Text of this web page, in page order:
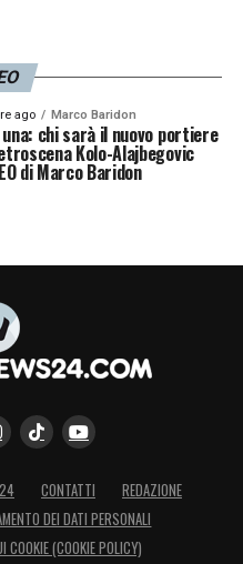
ago Marco Baridon
una: chi sarà il nuovo portiere
Kolo-Alajbegovic
di Marco Baridon
CONTATTI
REDAZIONE
DEI DATI PERSONALI
COOKIE (COOKIE POLICY)